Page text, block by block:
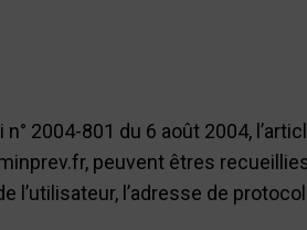
2004-801 du 6 août 2004,
peuvent êtres recueillies
l’utilisateur, l’adresse de